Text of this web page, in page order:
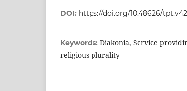
DOI: https://doi.org/10.48626/
Keywords: Diakonia, Service
religious plurality